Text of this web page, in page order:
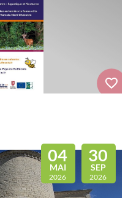
04
MAI
2026
30
SEP
2026